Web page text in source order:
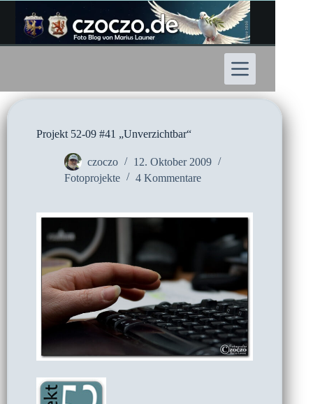
Inhalt
springen
Projekt 52-09 #41 „Unverzichtbar“
czoczo
12. Oktober 2009
Fotoprojekte
4 Kommentare